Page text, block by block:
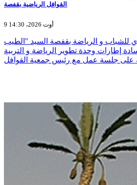
القوافل الرياضية بقفصة
9 أوت 2026، 14:30
للشباب و الرياضة بقفصة السيد "الطيب
إطارات وحدة تطوير الرياضة و التربية